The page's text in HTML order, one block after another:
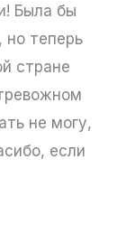
Была бы
но теперь
стране
не могу,
если